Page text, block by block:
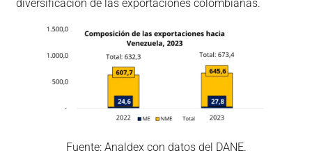
diversificación de las exportaciones colombianas.
Fuente: Analdex con datos del DANE.